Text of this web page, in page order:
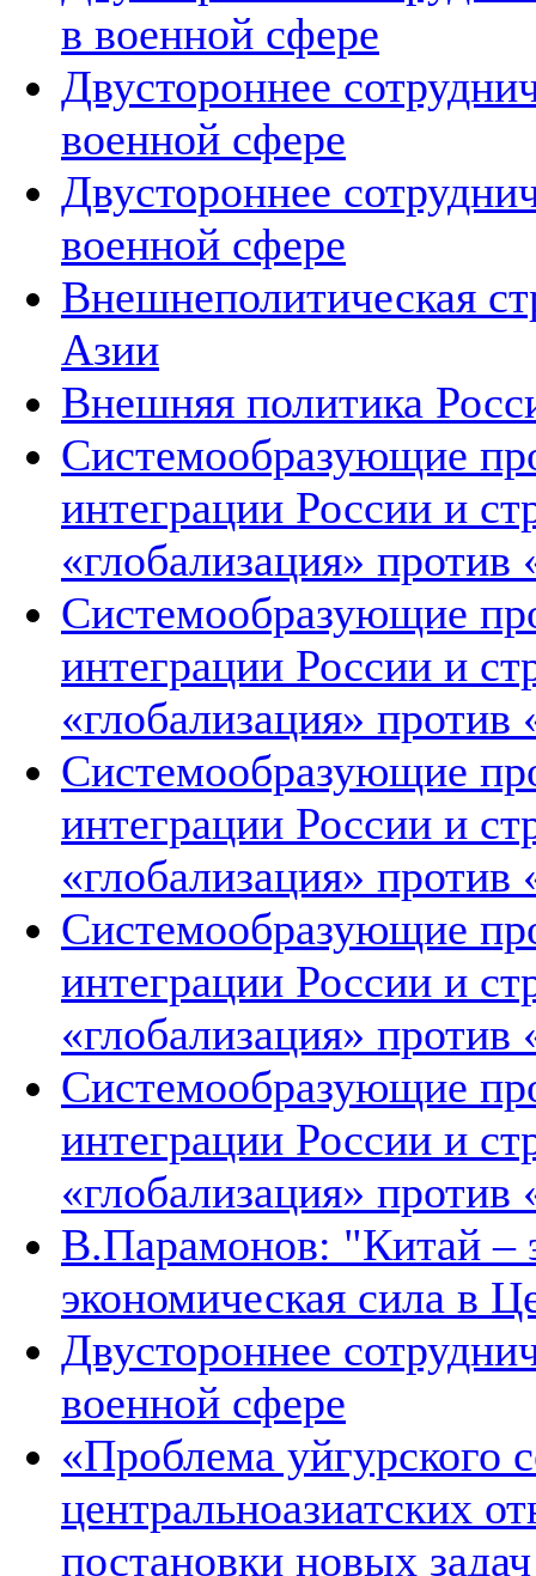
в военной сфере
Двустороннее
военной сфере
Двустороннее
военной сфере
Внешнеполитическая
Азии
Внешняя политика
Системообразующие
интеграции России и
«глобализация»
Системообразующие
интеграции России и
«глобализация»
Системообразующие
интеграции России и
«глобализация»
Системообразующие
интеграции России и
«глобализация»
Системообразующие
интеграции России и
«глобализация»
В.Парамонов: "Китай –
экономическая сила в
Двустороннее
военной сфере
«Проблема уйгурского
центральноазиатских
постановки новых